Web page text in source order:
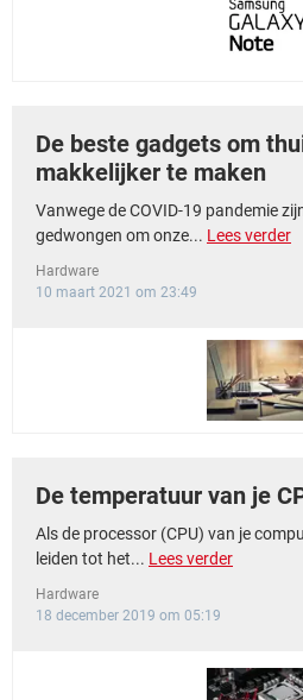
De beste gadgets om
makkelijker te maken
Vanwege de COVID-19 pandemie
gedwongen om onze... Lees verder
Hardware
10 maart 2021 om 23:49
De temperatuur van je
Als de processor (CPU) van je
leiden tot het... Lees verder
Hardware
18 december 2019 om 05:19